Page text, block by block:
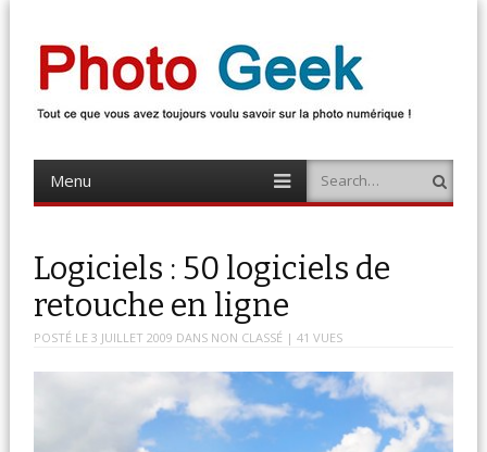
Photo Geek
Menu
content
Search
Logiciels : 50 logiciels de
retouche en ligne
POSTÉ LE3 JUILLET 2009 DANS NON CLASSÉ | 41 VUES